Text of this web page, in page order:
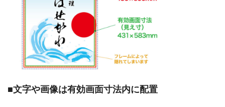
■文字や画像は有効画面寸法内に配置